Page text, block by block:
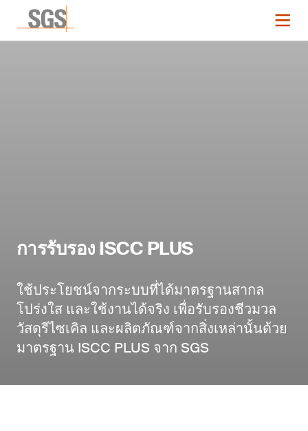
การรับรอง ISCC PLUS
ใช้ประโยชน์จากระบบที่ได้มาตรฐานสากล
โปร่งใส และใช้งานได้จริง เพื่อรับรองชีวมวล
วัสดุรีไซเคิล และผลิตภัณฑ์จากสิ่งเหล่านั้นด้วย
มาตรฐาน ISCC PLUS จาก SGS